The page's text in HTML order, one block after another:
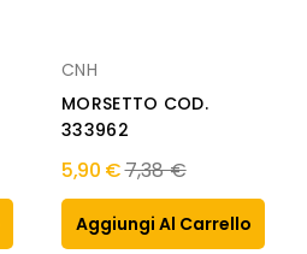
CNH
MORSETTO COD.
333962
5,90 €Prezzo
normale
7,38 €
Aggiungi Al Carrello